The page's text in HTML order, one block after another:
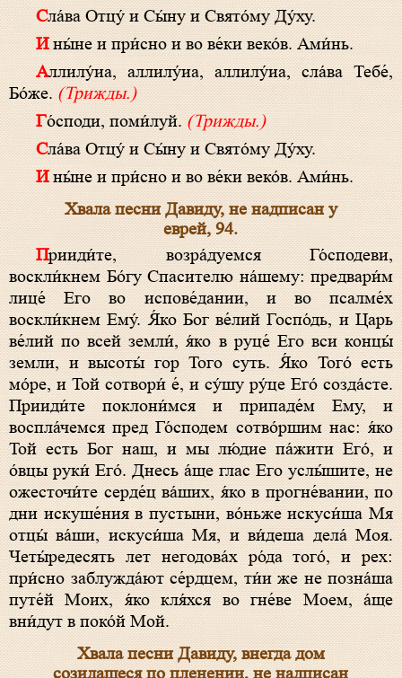
Сла́ва Отцу́ и Сы́ну и Свято́му Ду́ху.
И ны́не и при́сно и во ве́ки веко́в. Ами́нь.
Аллилу́иа, аллилу́иа, аллилу́иа, сла́ва Тебе́,
Бо́же. (Трижды.)
Го́споди, поми́луй.(Трижды.)
Сла́ва Отцу́ и Сы́ну и Свято́му Ду́ху.
И ны́не и при́сно и во ве́ки веко́в. Ами́нь.
Хвала песни Давиду, не надписан у
еврей, 94.
Прииди́те, возра́дуемся Го́сподеви,
воскли́кнем Бо́гу Спасителю на́шему: предвари́м
лице́ Его во испове́дании, и во псалме́х
воскли́кнем Ему́. Я́ко Бог ве́лий Госпо́дь, и Царь
ве́лий по всей земли́, я́ко в руце́ Его вси концы́
земли, и высоты́ гор Того суть. Я́ко Того́ есть
мо́ре, и Той сотвори́ е́, и су́шу ру́це Его́ созда́сте.
Прииди́те поклони́мся и припаде́м Ему, и
воспла́чемся пред Го́сподем сотво́ршим нас: я́ко
Той есть Бог наш, и мы лю́дие па́жити Его́, и
о́вцы руки́ Его́. Днесь а́ще глас Его услы́шите, не
ожесточи́те серде́ц ва́ших, я́ко в прогне́вании, по
дни искуше́ния в пустыни, во́ньже искуси́ша Мя
отцы́ ва́ши, искуси́ша Мя, и ви́деша дела́ Моя.
Четы́редесять лет негодова́х ро́да того́, и рех:
при́сно заблужда́ют се́рдцем, ти́и же не позна́ша
путе́й Моих, я́ко кля́хся во гне́ве Моем, а́ще
вни́дут в поко́й Мой.
Хвала песни Давиду, внегда дом
созидашеся по пленении, не надписан